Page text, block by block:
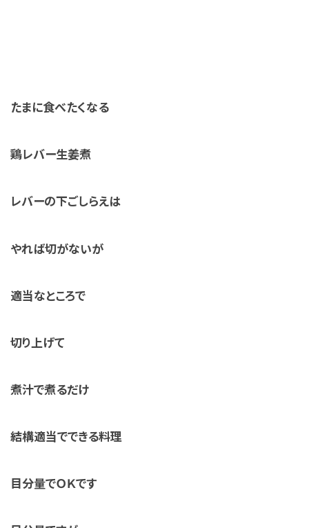
たまに食べたくなる
鶏レバー生姜煮
レバーの下ごしらえは
やれば切がないが
適当なところで
切り上げて
煮汁で煮るだけ
結構適当でできる料理
目分量でＯＫです